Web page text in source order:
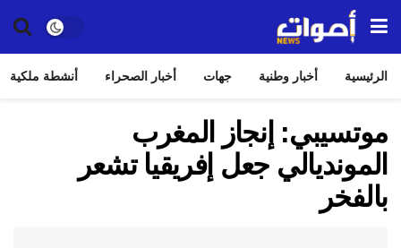
الرئيسية أخبار وطنية جهات أخبار الصحراء أنشطة ملكية
موتسيبي: إنجاز المغرب
المونديالي جعل إفريقيا تشعر
بالفخر